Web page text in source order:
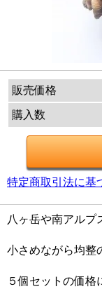
販売価格
購入数
特定商取引法に基
八ヶ岳や南アルプ
小さめながら均整
５個セットの価格